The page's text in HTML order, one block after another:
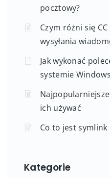
pocztowy?
Czym różni się
wysyłania
Jak wykonać
systemie
ich używać
Co to jest
Kategorie